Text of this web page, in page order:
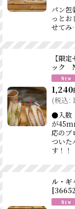
パン包
っとお
せて
【限
ック
1,240
(税込:
●入数
が
応のブ
ついた
す！！
ル・
[